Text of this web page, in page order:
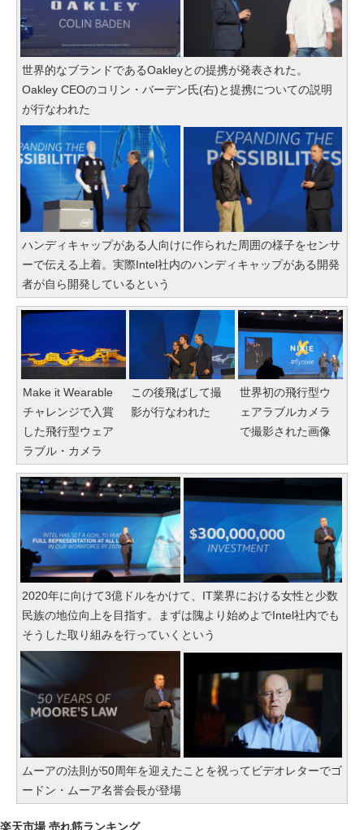
世界的なブランドであるOakleyとの提携が発表された。
Oakley CEOのコリン・バーデン氏(右)と提携についての説明
が行なわれた
ハンディキャップがある人向けに作られた周囲の様子をセンサ
ーで伝える上着。実際Intel社内のハンディキャップがある開発
者が自ら開発しているという
Make it Wearable
チャレンジで入賞
した飛行型ウェア
ラブル・カメラ
この後飛ばして撮
影が行なわれた
世界初の飛行型ウ
ェアラブルカメラ
で撮影された画像
2020年に向けて3億ドルをかけて、IT業界における女性と少数
民族の地位向上を目指す。まずは隗より始めよでIntel社内でも
そうした取り組みを行っていくという
ムーアの法則が50周年を迎えたことを祝ってビデオレターでゴ
ードン・ムーア名誉会長が登場
楽天市場 売れ筋ランキング